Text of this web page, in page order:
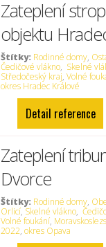
Zateplení
objektu
Štítky: Rodinné domy,
Čedičové vlákno, Skelné
Středočeský kraj,Volné
okres Hradec Králové
Detail reference
Zateplení
Dvorce
Štítky: Rodinné domy,
Orlicí, Skelné vlákno,
Volné foukání,
2022,okres Opava